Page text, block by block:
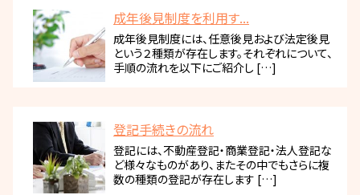
成年後見制度を利用す...
成年後見制度には、任意後見および法定後見
という２種類が存在します。それぞれについて、
手順の流れを以下にご紹介し […]
登記手続きの流れ
登記には、不動産登記・商業登記・法人登記な
ど様々なものがあり、またその中でもさらに複
数の種類の登記が存在します […]